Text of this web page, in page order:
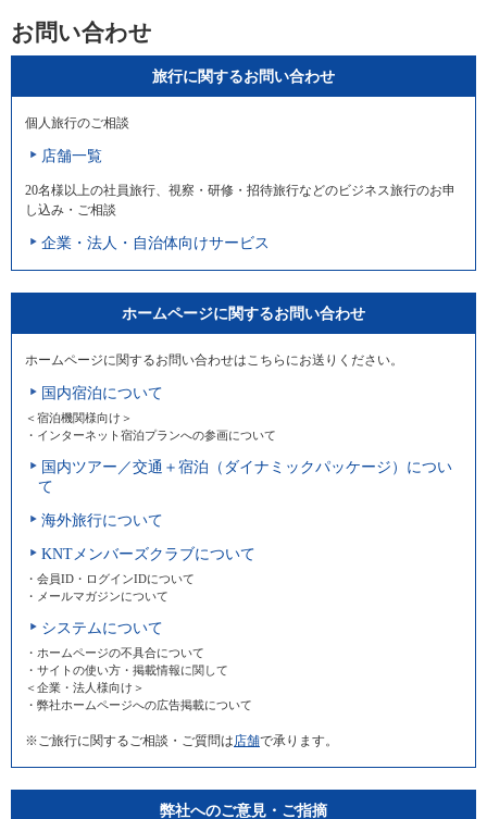
お問い合わせ
旅行に関するお問い合わせ
個人旅行のご相談
店舗一覧
20名様以上の社員旅行、視察・研修・招待旅行などのビジネス旅行のお申
し込み・ご相談
企業・法人・自治体向けサービス
ホームページに関するお問い合わせ
ホームページに関するお問い合わせはこちらにお送りください。
国内宿泊について
＜宿泊機関様向け＞
・インターネット宿泊プランへの参画について
国内ツアー／交通＋宿泊（ダイナミックパッケージ）につい
て
海外旅行について
KNTメンバーズクラブについて
・会員ID・ログインIDについて
・メールマガジンについて
システムについて
・ホームページの不具合について
・サイトの使い方・掲載情報に関して
＜企業・法人様向け＞
・弊社ホームページへの広告掲載について
※ご旅行に関するご相談・ご質問は 店舗で承ります。
弊社へのご意見・ご指摘